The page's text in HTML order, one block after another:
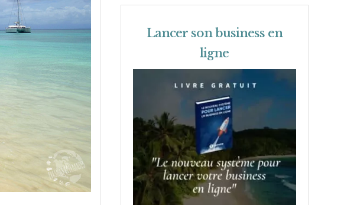
Lancer son business en
ligne